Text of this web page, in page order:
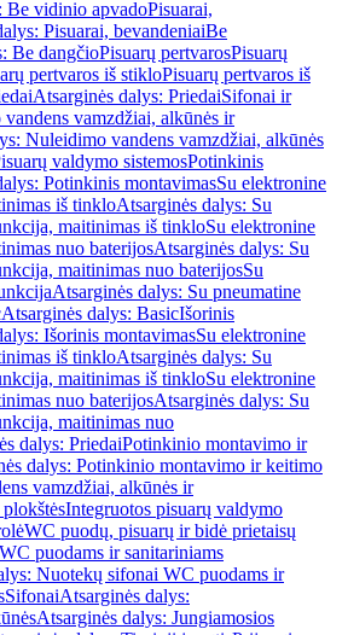
Be vidinio apvadoPisuarai,
Pisuarai, bevandeniaiBe
Be dangčioPisuarų pertvarosPisuarų
pertvaros iš stikloPisuarų pertvaros iš
Atsarginės dalys: PriedaiSifonai ir
vamzdžiai, alkūnės ir
Nuleidimo vandens vamzdžiai, alkūnės
valdymo sistemosPotinkinis
Potinkinis montavimasSu elektronine
iš tinkloAtsarginės dalys: Su
maitinimas iš tinkloSu elektronine
nuo baterijosAtsarginės dalys: Su
maitinimas nuo baterijosSu
Atsarginės dalys: Su pneumatine
Atsarginės dalys: BasicIšorinis
Išorinis montavimasSu elektronine
iš tinkloAtsarginės dalys: Su
maitinimas iš tinkloSu elektronine
nuo baterijosAtsarginės dalys: Su
maitinimas nuo
dalys: PriedaiPotinkinio montavimo ir
dalys: Potinkinio montavimo ir keitimo
vamzdžiai, alkūnės ir
Integruotos pisuarų valdymo
WC puodų, pisuarų ir bidė prietaisų
puodams ir sanitariniams
Nuotekų sifonai WC puodams ir
SifonaiAtsarginės dalys:
Atsarginės dalys: Jungiamosios